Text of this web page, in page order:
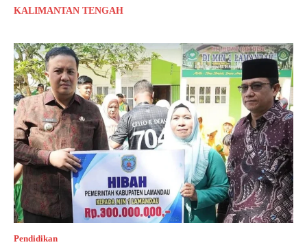
KALIMANTAN TENGAH
Pendidikan